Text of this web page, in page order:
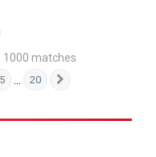
matches
5 20